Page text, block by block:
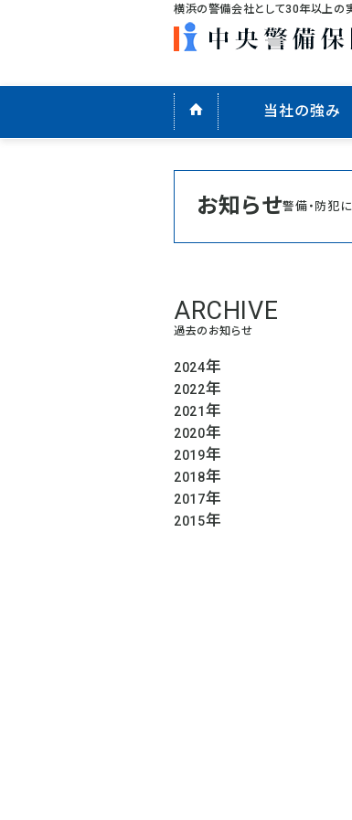
横浜の警備会社として30年以上の
当社の強み
お知らせ警備・防犯
過去のお知らせ
2024年
2022年
2021 年
2020年
2019年
2018年
2017年
2015年